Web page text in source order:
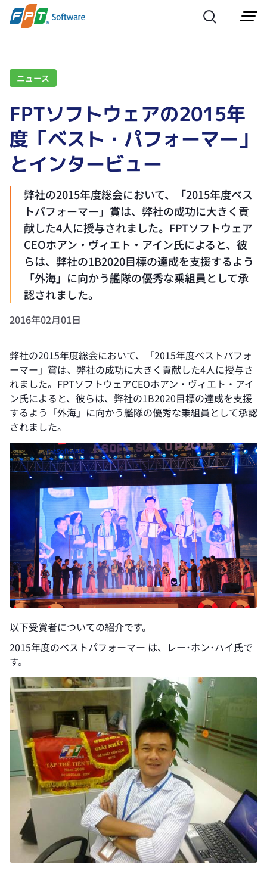
ニュース
FPTソフトウェアの2015年
度「ベスト・パフォーマー」
とインタービュー
弊社の2015年度総会において、「2015年度ベス
トパフォーマー」賞は、弊社の成功に大きく貢
献した4人に授与されました。FPTソフトウェア
CEOホアン・ヴィエト・アイン氏によると、彼
らは、弊社の1B2020目標の達成を支援するよう
「外海」に向かう艦隊の優秀な乗組員として承
認されました。
2016年02月01日
弊社の2015年度総会において、「2015年度ベストパフォ
ーマー」賞は、弊社の成功に大きく貢献した4人に授与さ
れました。FPTソフトウェアCEOホアン・ヴィエト・アイ
ン氏によると、彼らは、弊社の1B2020目標の達成を支援
するよう「外海」に向かう艦隊の優秀な乗組員として承認
されました。
以下受賞者についての紹介です。
2015年度のベストパフォーマー は、レー･ホン･ハイ氏で
す。